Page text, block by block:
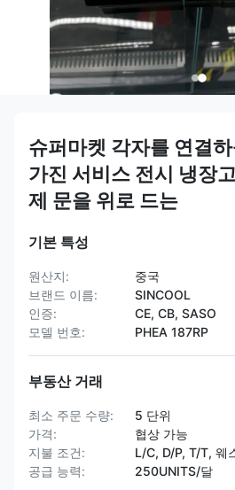
슈퍼마켓 각자를 연결
가진 서비스 전시 냉장
제 문을 위로 드는
기본 특성
원산지:
중국
브랜드 이름:
SINCOOL
인증:
CE, CB, SASO
모델 번호:
PHEA 187RP
부동산 거래
최소 주문 수량:
5 단위
가격:
협상 가능
지불 조건:
L/C, D/P, T/T, 웨
공급 능력:
250UNITS/달